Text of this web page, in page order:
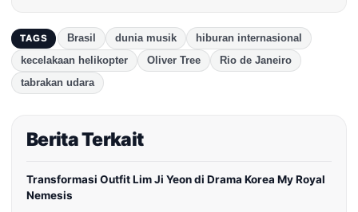
TAGS Brasil dunia musik
hiburan internasional
kecelakaan helikopter
Oliver Tree
Rio de Janeiro
tabrakan udara
Berita Terkait
Transformasi Outfit Lim Ji Yeon di Drama Korea My Royal
Nemesis